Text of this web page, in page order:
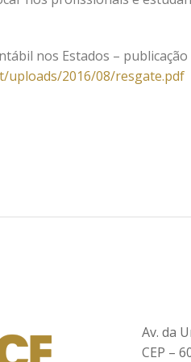
nos Estados –
2016/08/resgate.pdf
Av. da
CEP –